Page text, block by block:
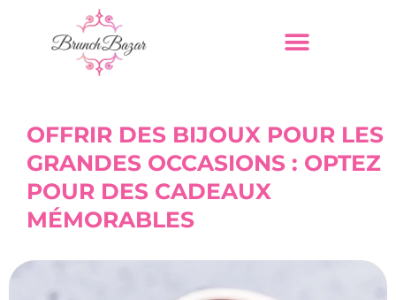
OFFRIR DES BIJOUX POUR LES
GRANDES OCCASIONS : OPTEZ
POUR DES CADEAUX
MÉMORABLES